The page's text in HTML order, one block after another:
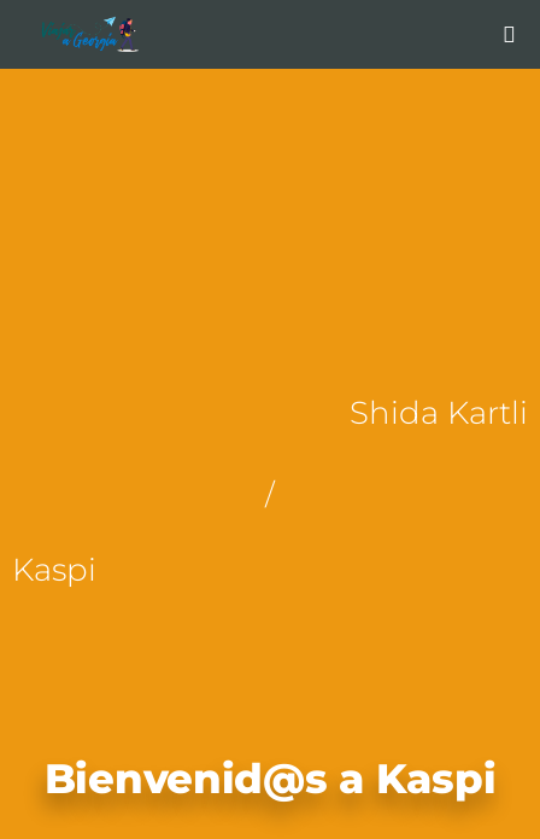
Shida Kartli
/
Kaspi
Bienvenid@s a Kaspi